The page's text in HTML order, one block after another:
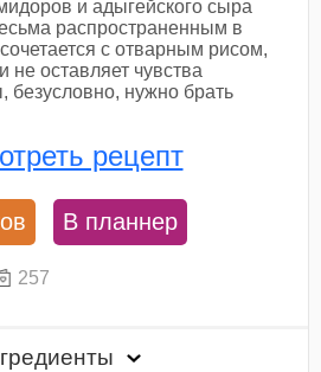
и адыгейского сыра
распространенным в
с отварным рисом,
не оставляет чувства
безусловно, нужно брать
рецепт
В планнер
257